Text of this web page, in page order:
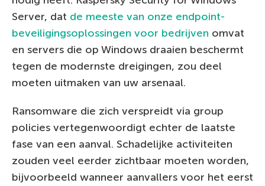
Server, dat de meeste van onze endpoint-
beveiligingsoplossingen voor bedrijven omvat
en servers die op Windows draaien beschermt
tegen de modernste dreigingen, zou deel
moeten uitmaken van uw arsenaal.
Ransomware die zich verspreidt via group
policies vertegenwoordigt echter de laatste
fase van een aanval. Schadelijke activiteiten
zouden veel eerder zichtbaar moeten worden,
bijvoorbeeld wanneer aanvallers voor het eerst